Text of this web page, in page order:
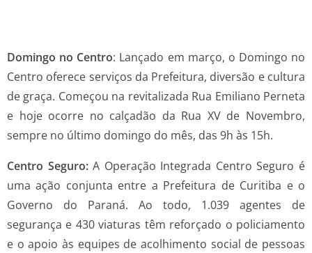
Domingo no Centro: Lançado em março, o Domingo no
Centro oferece serviços da Prefeitura, diversão e cultura
de graça. Começou na revitalizada Rua Emiliano Perneta
e hoje ocorre no calçadão da Rua XV de Novembro,
sempre no último domingo do mês, das 9h às 15h.
Centro Seguro:A Operação Integrada Centro Seguro é
uma ação conjunta entre a Prefeitura de Curitiba e o
Governo do Paraná. Ao todo, 1.039 agentes de
segurança e 430 viaturas têm reforçado o policiamento
e o apoio às equipes de acolhimento social de pessoas